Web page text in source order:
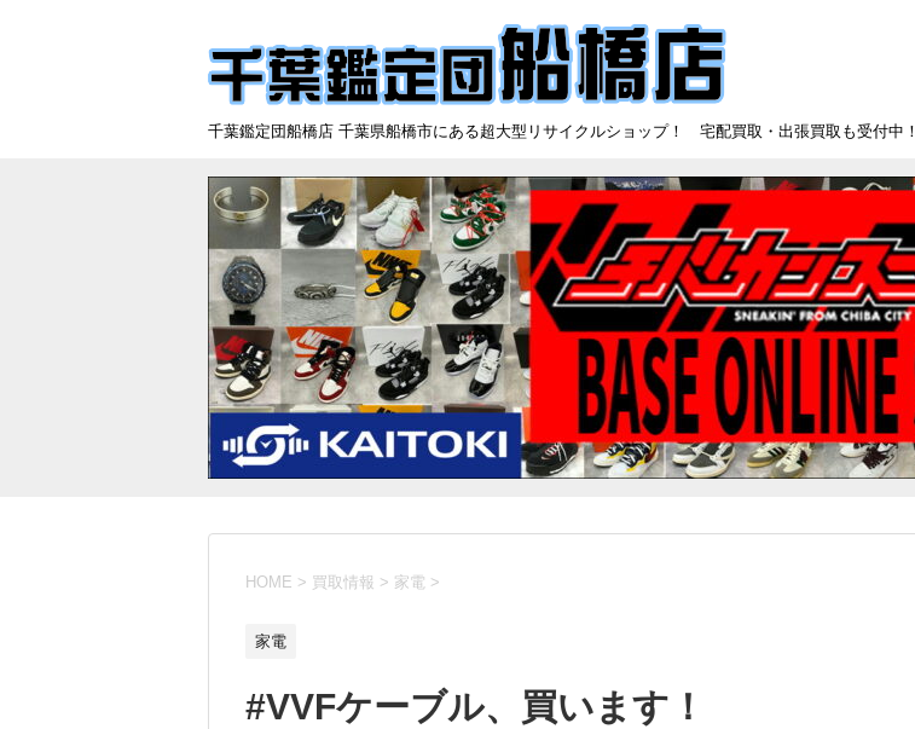
千葉鑑定団船橋店 千葉県船橋市にある超大型リサイクルショップ！ 宅配買取・出張買取も受付中！
HOME > 買取情報 > 家電 >
家電
#VVFケーブル、買います！